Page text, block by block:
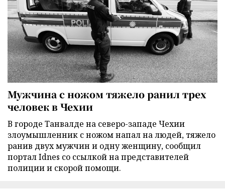
Мужчина с ножом тяжело ранил трех
человек в Чехии
В городе Танвалде на северо-западе Чехии
злоумышленник с ножом напал на людей, тяжело
ранив двух мужчин и одну женщину, сообщил
портал Idnes со ссылкой на представителей
полиции и скорой помощи.